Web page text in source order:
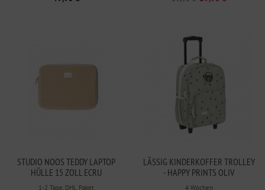
STUDIO NOOS TEDDY LAPTOP
HÜLLE 15 ZOLL ECRU
1-2 Tage, DHL Paket
LÄSSIG KINDERKOFFER TROLLEY
- HAPPY PRINTS OLIV
4 Wochen